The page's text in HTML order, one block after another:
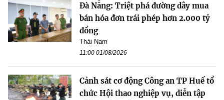
Đà Nẵng: Triệt phá đường dây mua
bán hóa đơn trái phép hơn 2.000 tỷ
đồng
Thái Nam
11:00 01/08/2026
Cảnh sát cơ động Công an TP Huế tổ
chức Hội thao nghiệp vụ, diễn tập